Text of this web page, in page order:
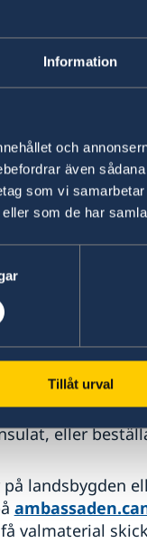
Information
och
även
som vi
som de har
Tillåt urval
inte har
kommit in till
inget
(val.se) eller
val räknas i
tio åren.
jag rösta
behöver
skickas detta
det
eller
landsbygden
valmaterial